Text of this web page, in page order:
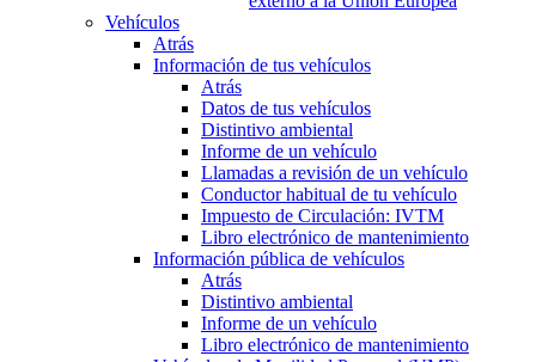
Vehículos
Atrás
Información de tus vehículos
Atrás
Datos de tus vehículos
Distintivo ambiental
Informe de un vehículo
Llamadas a revisión de un vehículo
Conductor habitual de tu vehículo
Impuesto de Circulación: IVTM
Libro electrónico de mantenimiento
Información pública de vehículos
Atrás
Distintivo ambiental
Informe de un vehículo
Libro electrónico de mantenimiento